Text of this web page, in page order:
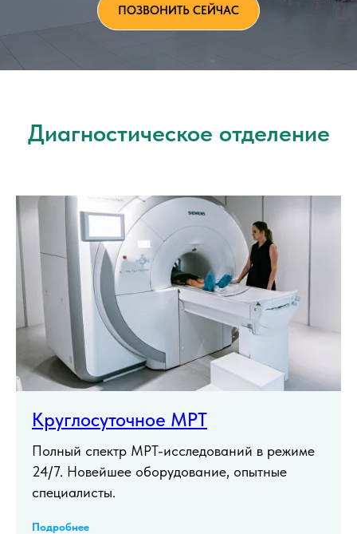
ПОЗВОНИТЬ СЕЙЧАС
Диагностическое отделение
Круглосуточное МРТ
Полный спектр МРТ-исследований в режиме
24/7. Новейшее оборудование, опытные
специалисты.
Подробнее